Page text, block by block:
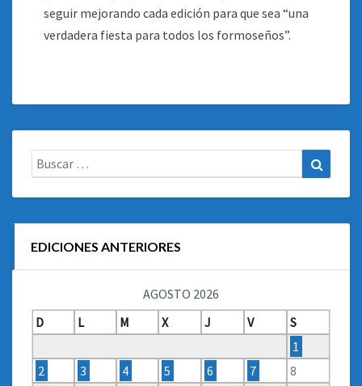
seguir mejorando cada edición para que sea “una
verdadera fiesta para todos los formoseños”.
Buscar:
EDICIONES ANTERIORES
AGOSTO 2026
D
L M X J V
S
1
2
3 4 5 6 7
8